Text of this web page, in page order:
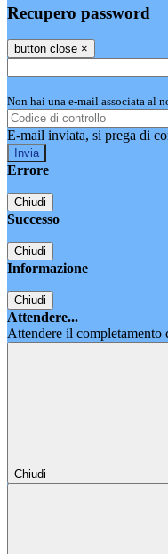
Recupero password
button close ×
Non hai una e-mail associata al
E-mail inviata, si prega di
Errore
Chiudi
Successo
Chiudi
Informazione
Chiudi
Attendere...
Attendere il completamento
Chiudi